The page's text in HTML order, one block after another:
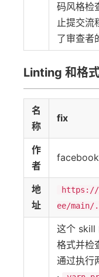
码风格检
止提交流
了审查者
Linting 和格
名
称
fix
作
者
facebook
地
址
https://
ee/
这个 skill
格式并检
通过执行